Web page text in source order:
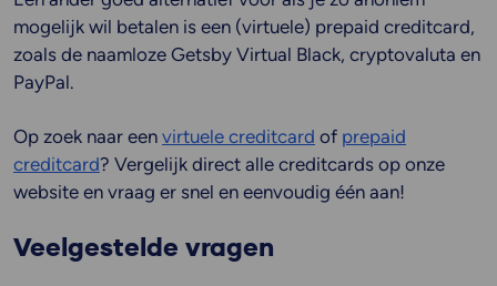
mogelijk wil betalen is een (virtuele) prepaid creditcard,
zoals de naamloze Getsby Virtual Black, cryptovaluta en
PayPal.
Op zoek naar een virtuele creditcard of prepaid
creditcard? Vergelijk direct alle creditcards op onze
website en vraag er snel en eenvoudig één aan!
Veelgestelde vragen